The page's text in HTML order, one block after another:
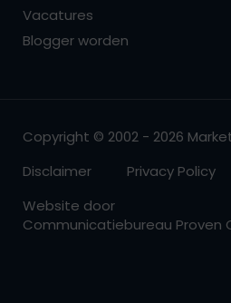
Vacatures
Blogger worden
Copyright © 2002 - 2026
Disclaimer
Privacy Policy
Website door
Communicatiebureau Proven